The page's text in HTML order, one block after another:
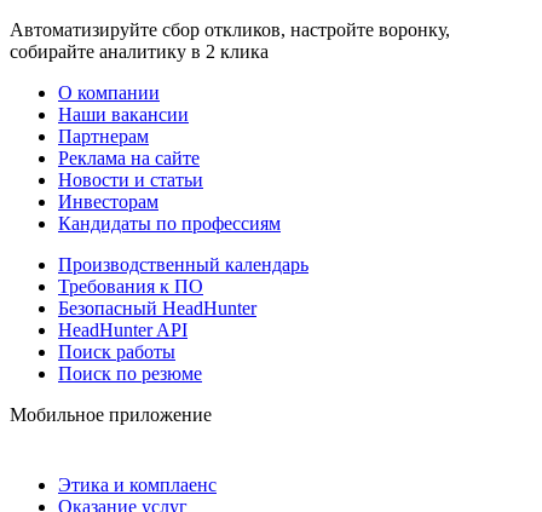
Автоматизируйте сбор откликов, настройте воронку,
собирайте аналитику в 2 клика
О компании
Наши вакансии
Партнерам
Реклама на сайте
Новости и статьи
Инвесторам
Кандидаты по профессиям
Производственный календарь
Требования к ПО
Безопасный HeadHunter
HeadHunter API
Поиск работы
Поиск по резюме
Мобильное приложение
Этика и комплаенс
Оказание услуг